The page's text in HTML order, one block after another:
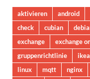
aktivieren android
check
cubian
exchange
exchange
gruppenrichtlinie
ikea
linux
mqtt nginx